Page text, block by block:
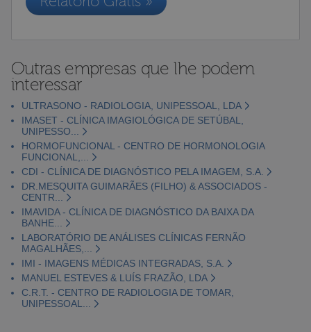
Outras empresas que lhe podem
interessar
ULTRASONO - RADIOLOGIA, UNIPESSOAL, LDA
IMASET - CLÍNICA IMAGIOLÓGICA DE SETÚBAL,
UNIPESSO...
HORMOFUNCIONAL - CENTRO DE HORMONOLOGIA
FUNCIONAL,...
CDI - CLÍNICA DE DIAGNÓSTICO PELA IMAGEM, S.A.
DR.MESQUITA GUIMARÃES (FILHO) & ASSOCIADOS -
CENTR...
IMAVIDA - CLÍNICA DE DIAGNÓSTICO DA BAIXA DA
BANHE...
LABORATÓRIO DE ANÁLISES CLÍNICAS FERNÃO
MAGALHÃES,...
IMI - IMAGENS MÉDICAS INTEGRADAS, S.A.
MANUEL ESTEVES & LUÍS FRAZÃO, LDA
C.R.T. - CENTRO DE RADIOLOGIA DE TOMAR,
UNIPESSOAL...